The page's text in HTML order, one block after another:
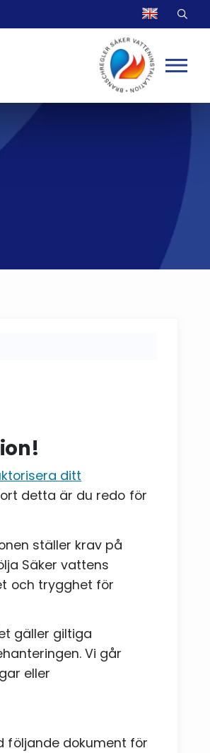
ditt
detta är du redo för
ställer krav på
Säker vattens
och trygghet för
gäller giltiga
Vi går
eller
följande dokument för